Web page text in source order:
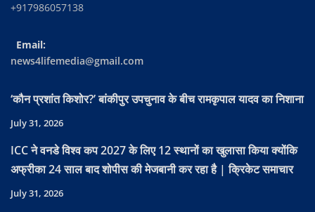
+917986057138
Email:
news4lifemedia@gmail.com
‘कौन प्रशांत किशोर?’ बांकीपुर उपचुनाव के बीच रामकृपाल यादव का निशाना
July 31, 2026
ICC ने वनडे विश्व कप 2027 के लिए 12 स्थानों का खुलासा किया क्योंकि
अफ्रीका 24 साल बाद शोपीस की मेजबानी कर रहा है | क्रिकेट समाचार
July 31, 2026